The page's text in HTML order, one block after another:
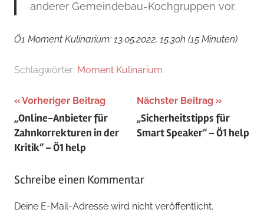
anderer Gemeindebau-Kochgruppen vor.
Ö1 Moment Kulinarium: 13.05.2022, 15.30h (15 Minuten)
Schlagwörter: Moment Kulinarium
Beitragsnavigation
Vorheriger Beitrag
„Online-Anbieter für
Zahnkorrekturen in der
Kritik“ – Ö1 help
Nächster Beitrag
„Sicherheitstipps für
Smart Speaker“ – Ö1 help
Schreibe einen Kommentar
Deine E-Mail-Adresse wird nicht veröffentlicht.